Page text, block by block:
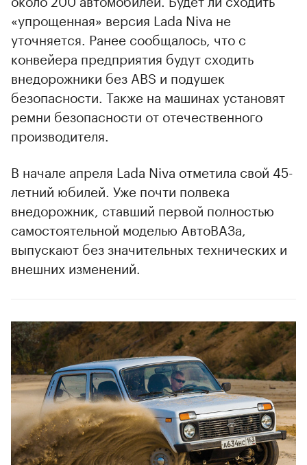
«упрощенная» версия Lada Niva не
уточняется. Ранее сообщалось, что с
конвейера предприятия будут сходить
внедорожники без ABS и подушек
безопасности. Также на машинах установят
ремни безопасности от отечественного
производителя.
В начале апреля Lada Niva отметила свой 45-
летний юбилей. Уже почти полвека
внедорожник, ставший первой полностью
самостоятельной моделью АвтоВАЗа,
выпускают без значительных технических и
внешних изменений.